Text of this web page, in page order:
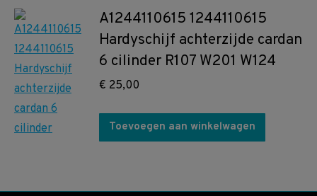
A1244110615 1244110615
Hardyschijf achterzijde cardan
6 cilinder R107 W201 W124
€ 25,00
Toevoegen aan winkelwagen